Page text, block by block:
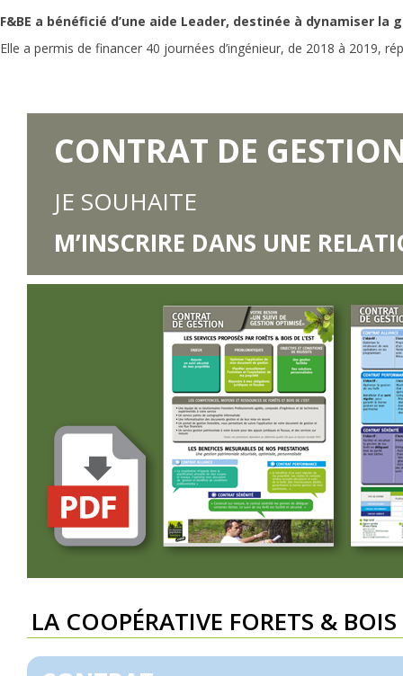
F&BE a bénéficié d’une aide Leader, destinée à dynamiser
Elle a permis de financer 40 journées d’ingénieur, de 2018 à 2019,
CONTRAT DE
JE SOUHAITE
M’INSCRIRE DANS UNE
LA COOPÉRATIVE FORETS &